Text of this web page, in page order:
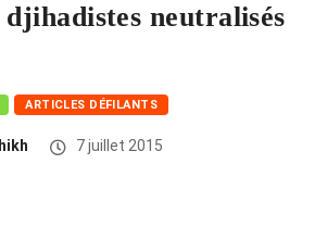
djihadistes neutralisés
ARTICLES DÉFILANTS
7 juillet 2015